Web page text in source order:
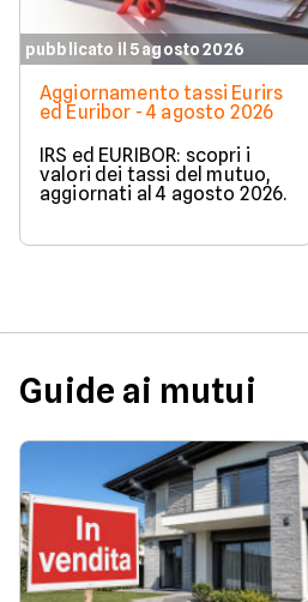
pubblicato il 5 agosto 2026
Aggiornamento tassi Eurirs
ed Euribor - 4 agosto 2026
IRS ed EURIBOR: scopri i
valori dei tassi del mutuo,
aggiornati al 4 agosto 2026.
Guide ai mutui